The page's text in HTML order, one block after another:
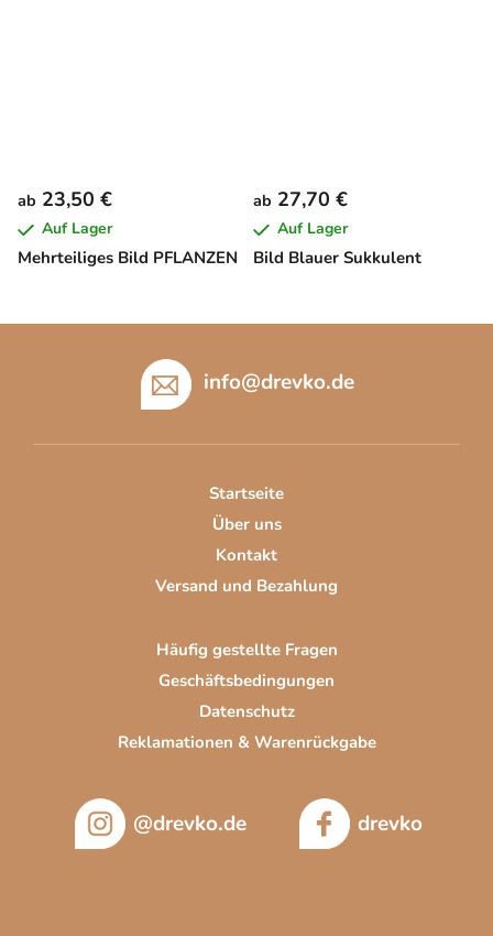
Mehrteiliges Bild PFLANZEN
ab 23,50 €
Auf Lager
Bild Blauer Sukkulent
ab 27,70 €
Auf Lager
info@drevko.de
Startseite
Über uns
Kontakt
Versand und Bezahlung
Häufig gestellte Fragen
Geschäftsbedingungen
Datenschutz
Reklamationen & Warenrückgabe
@drevko.de drevko